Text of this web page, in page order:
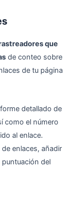
que
de conteo sobre
de tu página
detallado de
como el número
al enlace.
enlaces, añadir
del